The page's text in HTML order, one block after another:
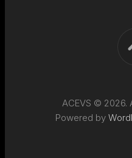
ACEVS © 2026.
Powered by